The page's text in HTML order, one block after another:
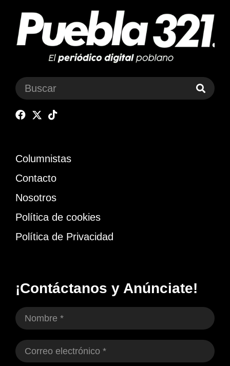
Columnistas
Contacto
Nosotros
Política de cookies
Política de Privacidad
¡Contáctanos y Anúnciate!